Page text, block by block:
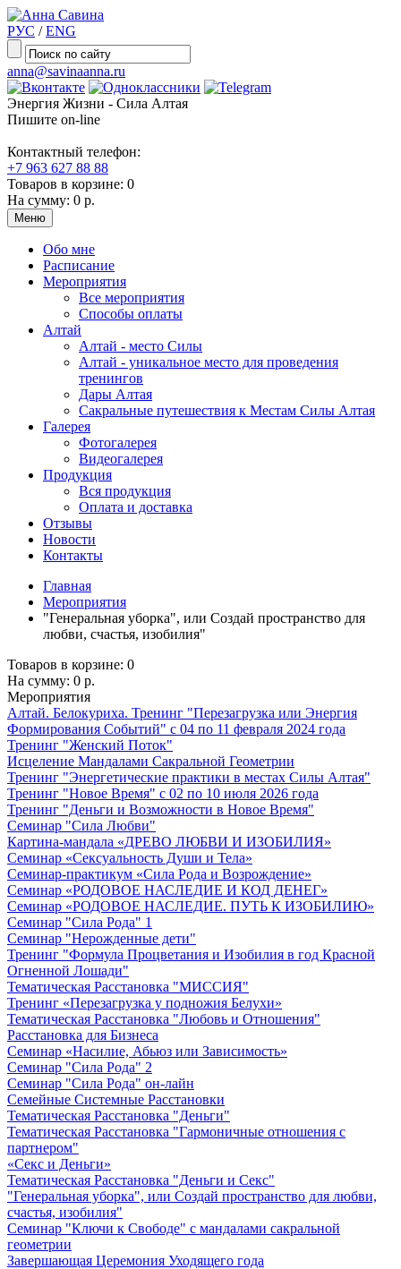
РУС /ENG
anna@savinaanna.ru
Энергия Жизни - Сила Алтая
Пишите on-line
Контактный телефон:
+7 963 627 88 88
Товаров в корзине: 0
На сумму: 0 р.
Меню
Обо мне
Расписание
Мероприятия
Все мероприятия
Способы оплаты
Алтай
Алтай - место Силы
Алтай - уникальное место для проведения
тренингов
Дары Алтая
Сакральные путешествия к Местам Силы Алтая
Галерея
Фотогалерея
Видеогалерея
Продукция
Вся продукция
Оплата и доставка
Отзывы
Новости
Контакты
Главная
Мероприятия
"Генеральная уборка", или Создай пространство для
любви, счастья, изобилия"
Товаров в корзине: 0
На сумму: 0 р.
Мероприятия
Алтай. Белокуриха. Тренинг "Перезагрузка или Энергия
Формирования Событий" с 04 по 11 февраля 2024 года
Тренинг "Женский Поток"
Исцеление Мандалами Сакральной Геометрии
Тренинг "Энергетические практики в местах Силы Алтая"
Тренинг "Новое Время" с 02 по 10 июля 2026 года
Тренинг "Деньги и Возможности в Новое Время"
Семинар "Сила Любви"
Картина-мандала «ДРЕВО ЛЮБВИ И ИЗОБИЛИЯ»
Семинар «Сексуальность Души и Тела»
Семинар-практикум «Сила Рода и Возрождение»
Семинар «РОДОВОЕ НАСЛЕДИЕ И КОД ДЕНЕГ»
Семинар «РОДОВОЕ НАСЛЕДИЕ. ПУТЬ К ИЗОБИЛИЮ»
Семинар "Сила Рода" 1
Семинар "Нерожденные дети"
Тренинг "Формула Процветания и Изобилия в год Красной
Огненной Лошади"
Тематическая Расстановка "МИССИЯ"
Тренинг «Перезагрузка у подножия Белухи»
Тематическая Расстановка "Любовь и Отношения"
Расстановка для Бизнеса
Семинар «Насилие, Абьюз или Зависимость»
Семинар "Сила Рода" 2
Семинар "Сила Рода" он-лайн
Семейные Системные Расстановки
Тематическая Расстановка "Деньги"
Тематическая Расстановка "Гармоничные отношения с
партнером"
«Секс и Деньги»
Тематическая Расстановка "Деньги и Секс"
"Генеральная уборка", или Создай пространство для любви,
счастья, изобилия"
Семинар "Ключи к Свободе" с мандалами сакральной
геометрии
Завершающая Церемония Уходящего года